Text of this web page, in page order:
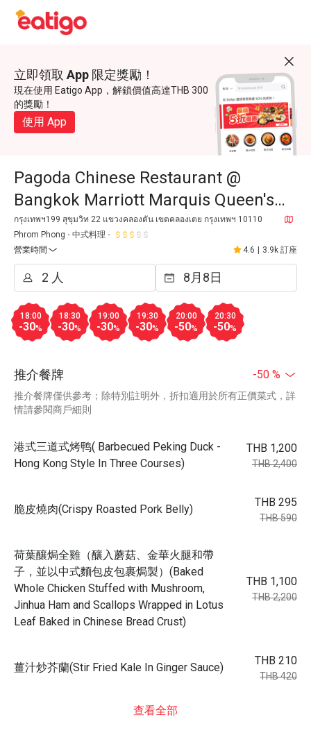
立即領取 App 限定獎勵！
現在使用 Eatigo App，解鎖價值高達THB 300
的獎勵！
使用 App
Pagoda Chinese Restaurant @
Bangkok Marriott Marquis Queen's
Park
กรุงเทพฯ199 สุขุมวิท 22 แขวงคลองตัน เขตคลองเตย กรุงเทพฯ 10110
Phrom Phong
中式料理
營業時間
4.6 3.9k 訂座
18:00
-30%
18:30
-30%
19:00
-30%
19:30
-30%
20:00
-50%
20:30
-50%
推介餐牌 -50 %
推介餐牌僅供參考；除特別註明外，折扣適用於所有正價菜式，詳
情請參閱商戶細則
港式三道式烤鸭( Barbecued Peking Duck -
Hong Kong Style In Three Courses)
THB 1,200
THB 2,400
脆皮燒肉(Crispy Roasted Pork Belly)
THB 295
THB 590
荷葉釀焗全雞（釀入蘑菇、金華火腿和帶
子，並以中式麵包皮包裹焗製）(Baked
Whole Chicken Stuffed with Mushroom,
Jinhua Ham and Scallops Wrapped in Lotus
Leaf Baked in Chinese Bread Crust)
THB 1,100
THB 2,200
薑汁炒芥蘭(Stir Fried Kale In Ginger Sauce)
THB 210
THB 420
查看全部